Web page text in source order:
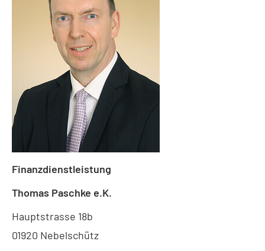
Finanzdienstleistung
Thomas Paschke e.K.
Hauptstrasse 18b
01920 Nebelschütz